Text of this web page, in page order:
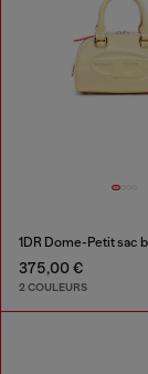
375,00 €
2 COULEURS